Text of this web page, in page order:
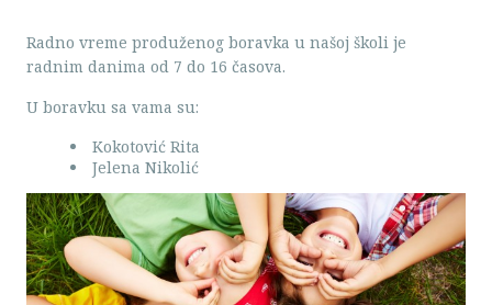
Radno vreme produženog boravka u našoj školi je
radnim danima od 7 do 16 časova.
U boravku sa vama su:
Kokotović Rita
Jelena Nikolić